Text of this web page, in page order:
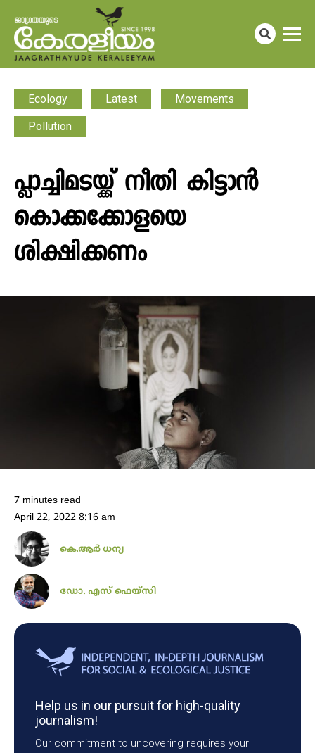
Ecology Latest Movements
Pollution
പ്ലാച്ചിമടയ്ക്ക് നീതി കിട്ടാൻ
കൊക്കക്കോളയെ
ശിക്ഷിക്കണം
7 minutes read
April 22, 2022 8:16 am
കെ.ആർ ധന്യ
ഡോ. എസ് ഫെയ്സി
Help us in our pursuit for high-quality
journalism!
Our commitment to uncovering requires your